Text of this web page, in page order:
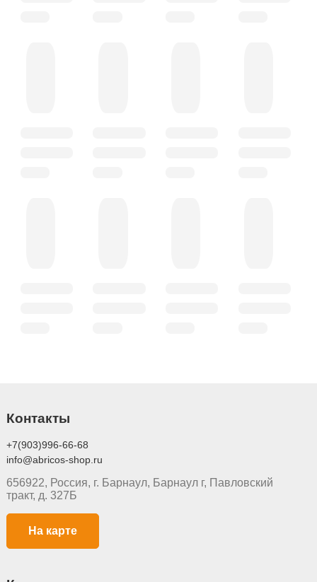
Контакты
+7(903)996-66-68
info@abricos-shop.ru
656922, Россия, г. Барнаул, Барнаул г, Павловский
тракт, д. 327Б
На карте